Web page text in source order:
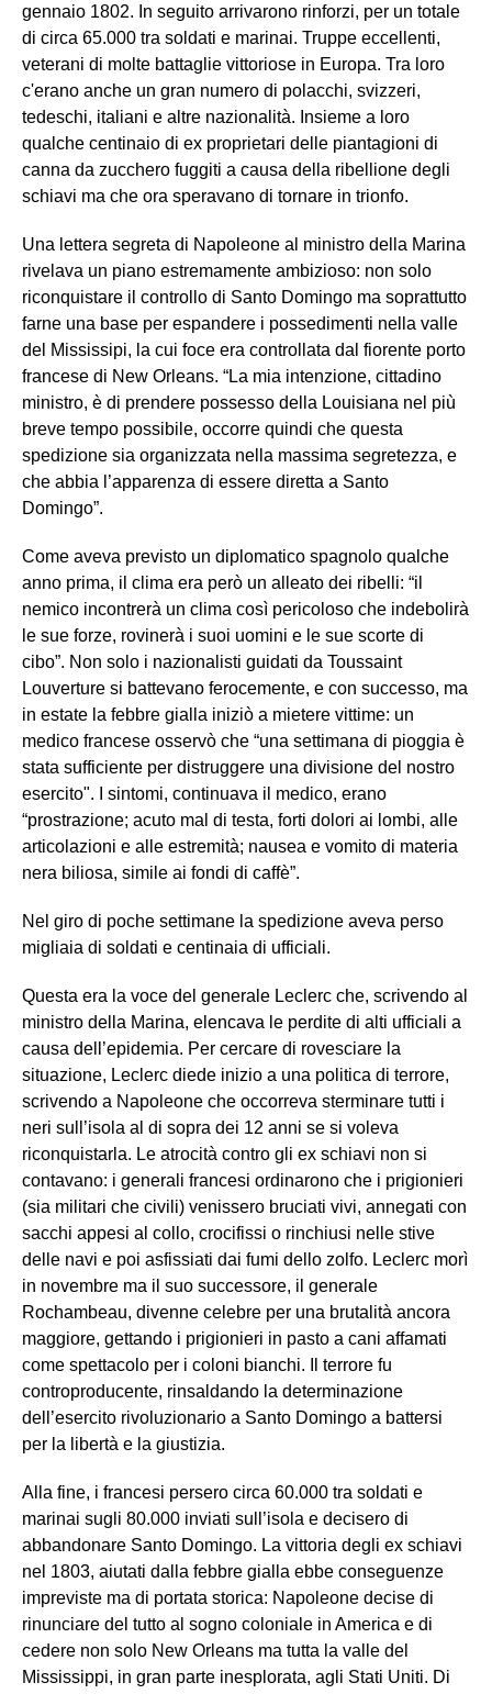
gennaio 1802. In seguito arrivarono rinforzi, per un totale
di circa 65.000 tra soldati e marinai. Truppe eccellenti,
veterani di molte battaglie vittoriose in Europa. Tra loro
c'erano anche un gran numero di polacchi, svizzeri,
tedeschi, italiani e altre nazionalità. Insieme a loro
qualche centinaio di ex proprietari delle piantagioni di
canna da zucchero fuggiti a causa della ribellione degli
schiavi ma che ora speravano di tornare in trionfo.
Una lettera segreta di Napoleone al ministro della Marina
rivelava un piano estremamente ambizioso: non solo
riconquistare il controllo di Santo Domingo ma soprattutto
farne una base per espandere i possedimenti nella valle
del Mississipi, la cui foce era controllata dal fiorente porto
francese di New Orleans. “La mia intenzione, cittadino
ministro, è di prendere possesso della Louisiana nel più
breve tempo possibile, occorre quindi che questa
spedizione sia organizzata nella massima segretezza, e
che abbia l’apparenza di essere diretta a Santo
Domingo”.
Come aveva previsto un diplomatico spagnolo qualche
anno prima, il clima era però un alleato dei ribelli: “il
nemico incontrerà un clima così pericoloso che indebolirà
le sue forze, rovinerà i suoi uomini e le sue scorte di
cibo”. Non solo i nazionalisti guidati da Toussaint
Louverture si battevano ferocemente, e con successo, ma
in estate la febbre gialla iniziò a mietere vittime: un
medico francese osservò che “una settimana di pioggia è
stata sufficiente per distruggere una divisione del nostro
esercito". I sintomi, continuava il medico, erano
“prostrazione; acuto mal di testa, forti dolori ai lombi, alle
articolazioni e alle estremità; nausea e vomito di materia
nera biliosa, simile ai fondi di caffè”.
Nel giro di poche settimane la spedizione aveva perso
migliaia di soldati e centinaia di ufficiali.
Questa era la voce del generale Leclerc che, scrivendo al
ministro della Marina, elencava le perdite di alti ufficiali a
causa dell’epidemia. Per cercare di rovesciare la
situazione, Leclerc diede inizio a una politica di terrore,
scrivendo a Napoleone che occorreva sterminare tutti i
neri sull’isola al di sopra dei 12 anni se si voleva
riconquistarla. Le atrocità contro gli ex schiavi non si
contavano: i generali francesi ordinarono che i prigionieri
(sia militari che civili) venissero bruciati vivi, annegati con
sacchi appesi al collo, crocifissi o rinchiusi nelle stive
delle navi e poi asfissiati dai fumi dello zolfo. Leclerc morì
in novembre ma il suo successore, il generale
Rochambeau, divenne celebre per una brutalità ancora
maggiore, gettando i prigionieri in pasto a cani affamati
come spettacolo per i coloni bianchi. Il terrore fu
controproducente, rinsaldando la determinazione
dell’esercito rivoluzionario a Santo Domingo a battersi
per la libertà e la giustizia.
Alla fine, i francesi persero circa 60.000 tra soldati e
marinai sugli 80.000 inviati sull’isola e decisero di
abbandonare Santo Domingo. La vittoria degli ex schiavi
nel 1803, aiutati dalla febbre gialla ebbe conseguenze
impreviste ma di portata storica: Napoleone decise di
rinunciare del tutto al sogno coloniale in America e di
cedere non solo New Orleans ma tutta la valle del
Mississippi, in gran parte inesplorata, agli Stati Uniti. Di